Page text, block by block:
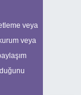
veya
veya